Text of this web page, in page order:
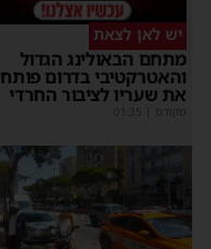
יש לאן לצאת
מתחם הבאולינג הגדול
והאטרקטיבי בדרום פותח
את שעריו לציבור החרדי
מקודם